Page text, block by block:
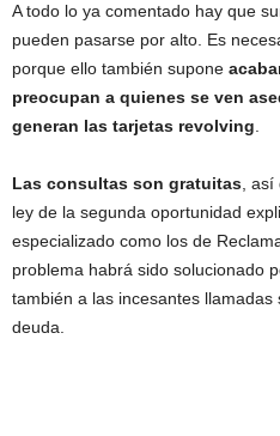
A todo lo ya comentado hay que
pueden pasarse por alto. Es
porque ello también supone
preocupan a quienes se ven
generan las tarjetas revolving.
Las consultas son gratuitas, así
ley de la segunda oportunidad
especializado como los de
problema habrá sido solucionado
también a las incesantes
deuda.